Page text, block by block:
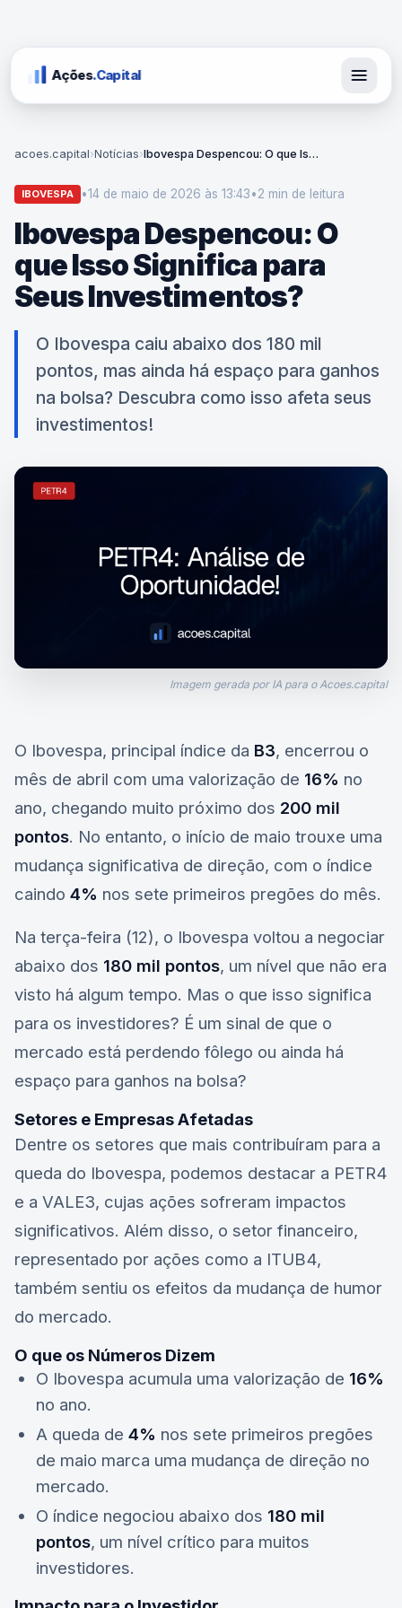
Ações.Capital
acoes.capital›Notícias› Ibovespa Despencou: O que Isso Significa para Seus Investimentos?
IBOVESPA •14 de maio de 2026 às 13:43•2 min de leitura
Ibovespa Despencou: O
que Isso Significa para
Seus Investimentos?
O Ibovespa caiu abaixo dos 180 mil
pontos, mas ainda há espaço para ganhos
na bolsa? Descubra como isso afeta seus
investimentos!
Imagem gerada por IA para o Acoes.capital
O Ibovespa, principal índice da B3, encerrou o
mês de abril com uma valorização de 16% no
ano, chegando muito próximo dos 200 mil
pontos. No entanto, o início de maio trouxe uma
mudança significativa de direção, com o índice
caindo 4% nos sete primeiros pregões do mês.
Na terça-feira (12), o Ibovespa voltou a negociar
abaixo dos 180 mil pontos, um nível que não era
visto há algum tempo. Mas o que isso significa
para os investidores? É um sinal de que o
mercado está perdendo fôlego ou ainda há
espaço para ganhos na bolsa?
Setores e Empresas Afetadas
Dentre os setores que mais contribuíram para a
queda do Ibovespa, podemos destacar a PETR4
e a VALE3, cujas ações sofreram impactos
significativos. Além disso, o setor financeiro,
representado por ações como a ITUB4,
também sentiu os efeitos da mudança de humor
do mercado.
O que os Números Dizem
O Ibovespa acumula uma valorização de 16%
no ano.
A queda de 4% nos sete primeiros pregões
de maio marca uma mudança de direção no
mercado.
O índice negociou abaixo dos 180 mil
pontos, um nível crítico para muitos
investidores.